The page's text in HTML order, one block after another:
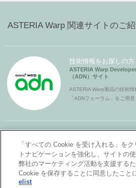
ASTERIA Warp 関連サイトのご
技術情報をお探しの方
ASTERIA Warp
（ADN）サイト
ASTERIA Warp製品の技術
「ADNフォーラム」をご用意
アステリア製品オンライ
Asteria Park
アステリア製品デベロッパー
ちょっとしたの疑問解決の場
「すべての Cookie を受け入れる」を
トナビゲーションを強化し、サイトの
弊社のマーケティング活動を支援する
Cookie を保存することに同意したこと
elist